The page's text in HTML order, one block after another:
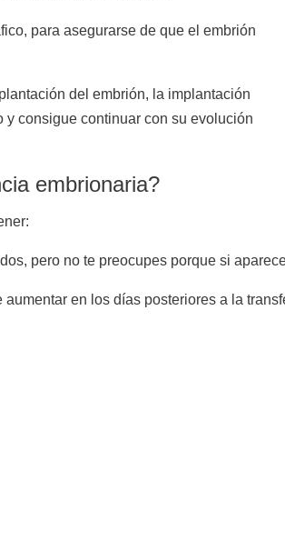
para asegurarse de que el embrión
del embrión, la implantación
consigue continuar con su evolución
embrionaria?
pero no te preocupes porque si
en los días posteriores a la